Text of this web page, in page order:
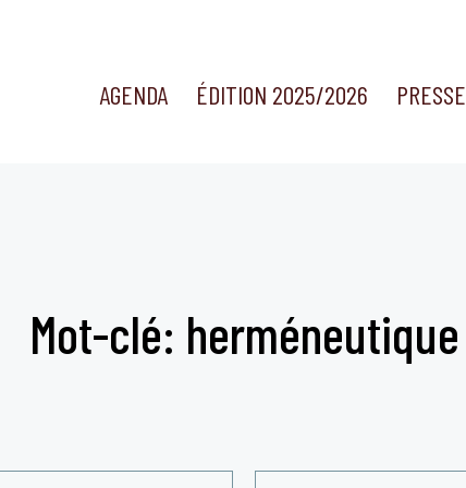
AGENDA ÉDITION 2025/2026 PRESSE
Mot-clé: herméneutique